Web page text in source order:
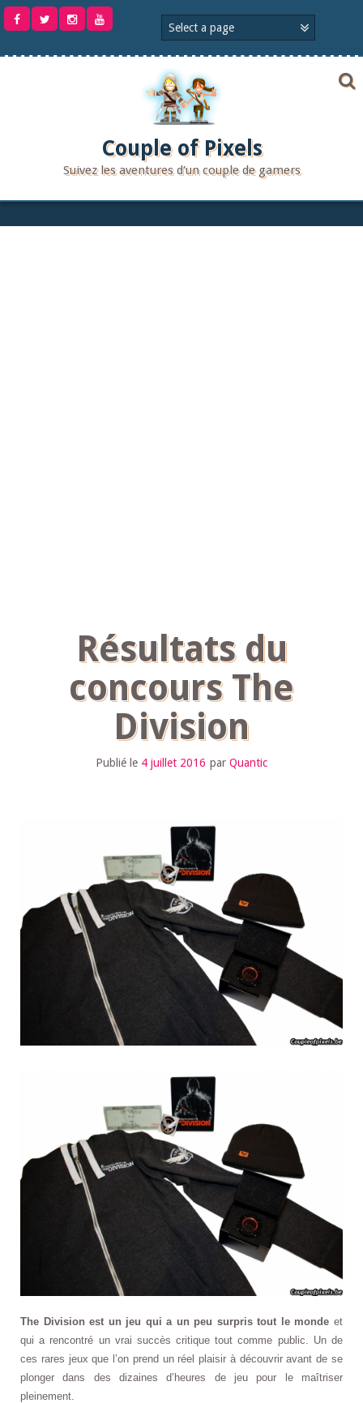
Aller
Couple of Pixels
Suivez les aventures d'un couple de gamers
Résultats du
concours The
Division
Publié le 4 juillet 2016 par Quantic
The Division est un jeu qui a un peu surpris tout le monde et
qui a rencontré un vrai succès critique tout comme public. Un de
ces rares jeux que l’on prend un réel plaisir à découvrir avant de se
plonger dans des dizaines d’heures de jeu pour le maîtriser
pleinement.